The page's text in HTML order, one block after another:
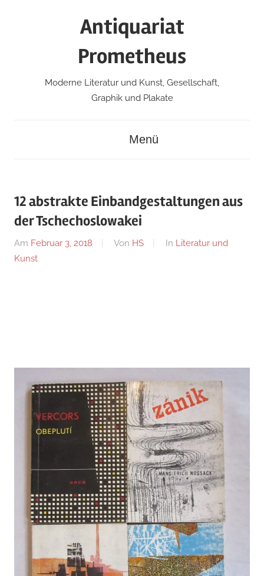
Antiquariat
Prometheus
Moderne Literatur und Kunst, Gesellschaft,
Graphik und Plakate
Menü
12 abstrakte Einbandgestaltungen aus
der Tschechoslowakei
Am Februar 3, 2018 Von HS In Literatur und
Kunst